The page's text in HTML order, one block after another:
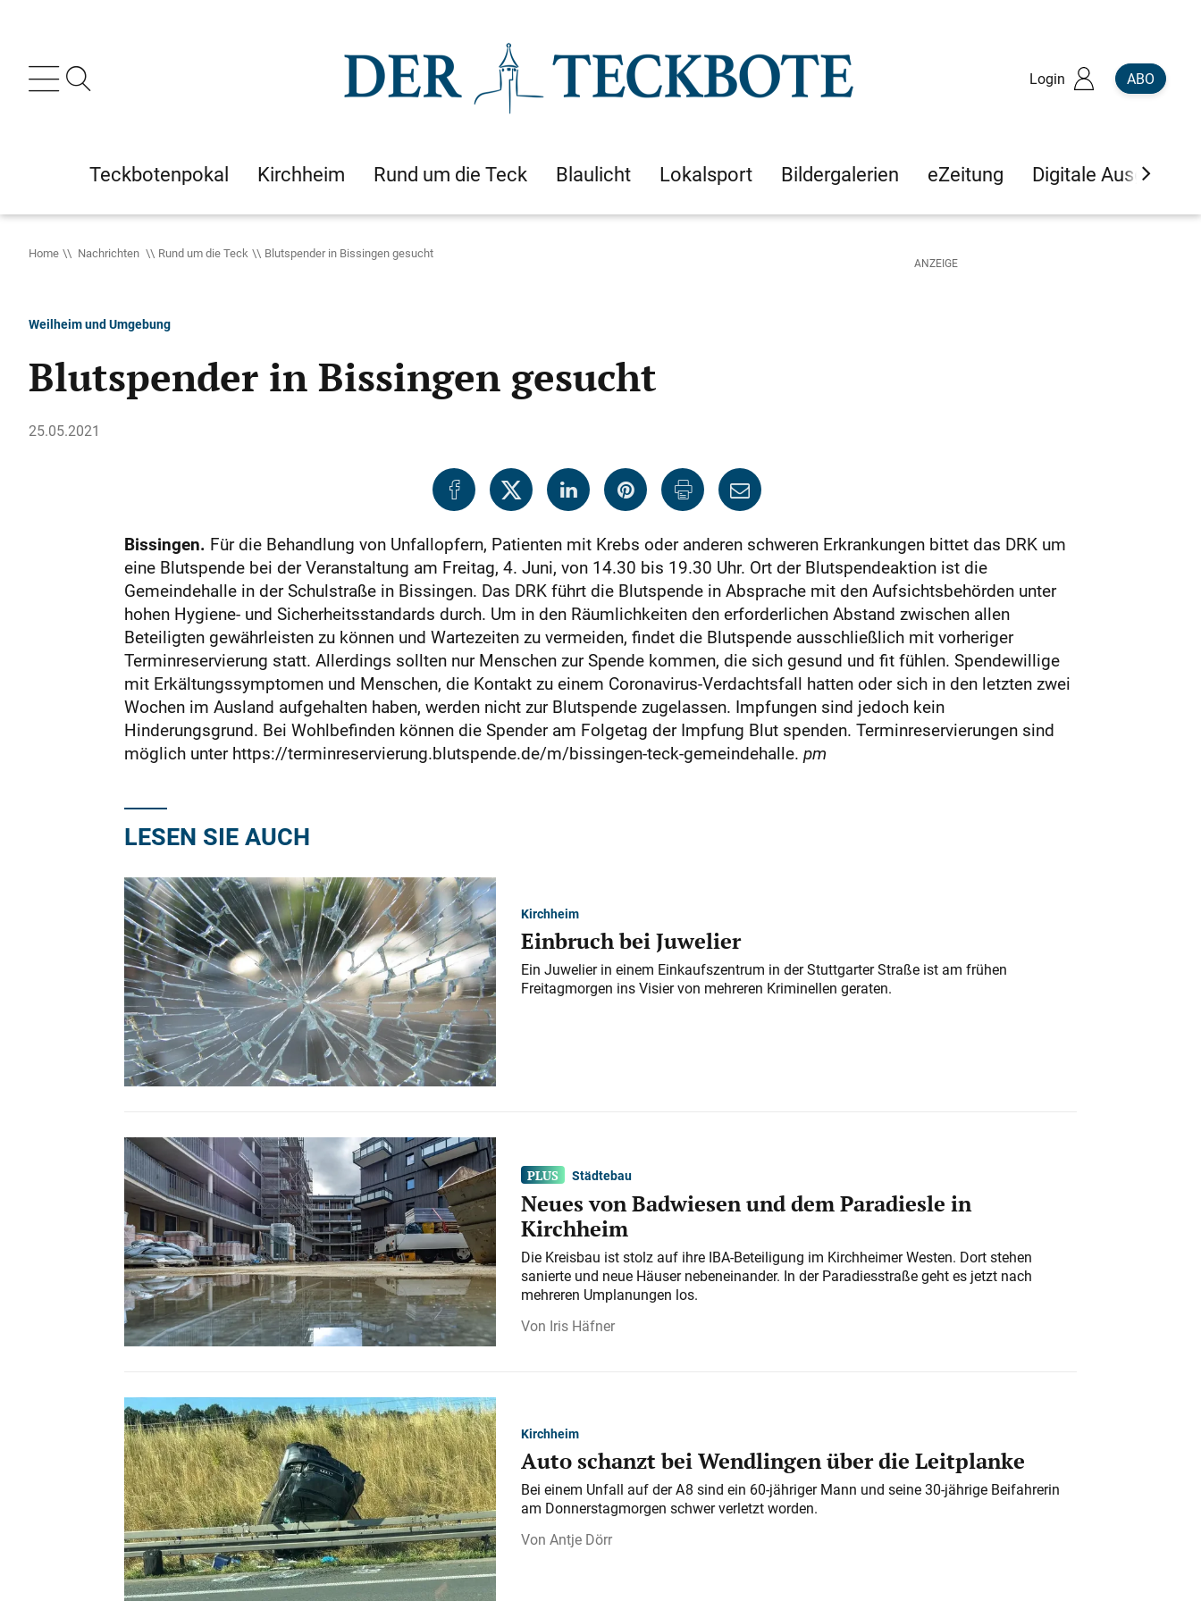
Login ABO
Teckbotenpokal Kirchheim Rund um die Teck Blaulicht Lokalsport Bildergalerien eZeitung Digitale Ausgaben
Home Nachrichten Rund um die Teck Blutspender in Bissingen gesucht
Weilheim und Umgebung
Blutspender in Bissingen gesucht
25.05.2021
Bissingen. Für die Behandlung von Unfallopfern, Patienten mit Krebs oder anderen schweren Erkrankungen bittet das DRK um
eine Blutspende bei der Veranstaltung am Freitag, 4. Juni, von 14.30 bis 19.30 Uhr. Ort der Blutspendeaktion ist die
Gemeindehalle in der Schulstraße in Bissingen. Das DRK führt die Blutspende in Absprache mit den Aufsichtsbehörden unter
hohen Hygiene- und Sicherheitsstandards durch. Um in den Räumlichkeiten den erforderlichen Abstand zwischen allen
Beteiligten gewährleisten zu können und Wartezeiten zu vermeiden, findet die Blutspende ausschließlich mit vorheriger
Terminreservierung statt. Allerdings sollten nur Menschen zur Spende kommen, die sich gesund und fit fühlen. Spendewillige
mit Erkältungssymptomen und Menschen, die Kontakt zu einem Coronavirus-Verdachtsfall hatten oder sich in den letzten zwei
Wochen im Ausland aufgehalten haben, werden nicht zur Blutspende zugelassen. Impfungen sind jedoch kein
Hinderungsgrund. Bei Wohlbefinden können die Spender am Folgetag der Impfung Blut spenden. Terminreservierungen sind
möglich unter https://terminreservierung.blutspende.de/m/bissingen-teck-gemeindehalle. pm
LESEN SIE AUCH
Kirchheim
Einbruch bei Juwelier
Ein Juwelier in einem Einkaufszentrum in der Stuttgarter Straße ist am frühen
Freitagmorgen ins Visier von mehreren Kriminellen geraten.
Städtebau
Neues von Badwiesen und dem Paradiesle in
Kirchheim
Die Kreisbau ist stolz auf ihre IBA-Beteiligung im Kirchheimer Westen. Dort stehen
sanierte und neue Häuser nebeneinander. In der Paradiesstraße geht es jetzt nach
mehreren Umplanungen los.
Iris Häfner
Kirchheim
Auto schanzt bei Wendlingen über die Leitplanke
Bei einem Unfall auf der A 8 sind ein 60-jähriger Mann und seine 30-jährige Beifahrerin
am Donnerstagmorgen schwer verletzt worden.
Antje Dörr